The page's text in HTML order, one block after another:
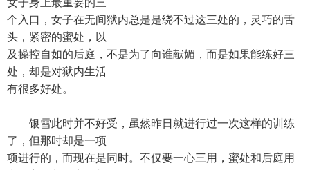
女子身上最重要的三
个入口，女子在无间狱内总是是绕不过这三处的，灵巧的舌
头，紧密的蜜处，以
及操控自如的后庭，不是为了向谁献媚，而是如果能练好三
处，却是对狱内生活
有很多好处。
银雪此时并不好受，虽然昨日就进行过一次这样的训练
了，但那时却是一项
项进行的，而现在是同时。不仅要一心三用，蜜处和后庭用